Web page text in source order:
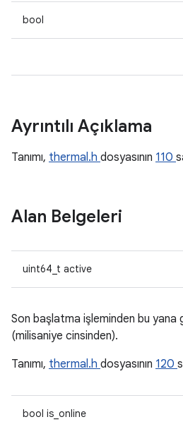
bool
Ayrıntılı Açıklama
Tanımı, thermal.h dosyasının 110
Alan Belgeleri
uint64_t active
Son başlatma işleminden bu yana
(milisaniye cinsinden).
Tanımı, thermal.h dosyasının 120
bool is_online